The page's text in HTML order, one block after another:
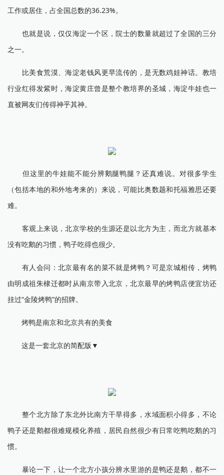
工作或居住，占全国总数的36.23%。
也就是说，仅仅海淀一个区，院士的数量就超过了全国的三分
之一。
比美食荒漠、海淀老钱风更早流传的，是无数鸡娃神话。教培
行业红得发紫时，海淀黄庄曾是整个教培界的圣城，海淀牛娃也一
直被网友们传得神乎其神。
但这里的牛娃能不能分辨鹅腿鸭腿？还真难说。对很多学生
（包括本地的和外地考来的）来说，可能比奥数题和托福雅思还要
难。
客观上来说，北京学校的生源还是以北方为主，而北方就基本
没有吃鹅的习惯，鸭子吃得也很少。
有人会问：北京最有名的菜不就是烤鸭？可是京城相传，烤鸭
由明成祖朱棣迁都时从南京带入北京，北京最早的烤鸭店便宜坊还
挂过“金陵烤鸭”的招牌。
烤鸭是南京和北京共有的美食
这是一套北京的简配版▼
整个北方除了东北外比南方干旱得多，水域面积小得多，不论
鸭子还是鹅都很难规模化养殖，居民自然很少有日常吃鸭吃鹅的习
惯。
暴论一下，让一个北方小孩分辨水里游的是鸭还是鹅，都不一